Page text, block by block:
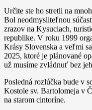
Určite ste ho stretli na
Bol neodmysliteľnou
zrazov na Kysuciach,
republike. V roku 1999
Krásy Slovenska a veľmi
2025, ktoré je plánované
už musíme zvládnuť bez
Posledná rozlúčka bude v
Kostole sv. Bartolomeja v
na starom cintoríne.